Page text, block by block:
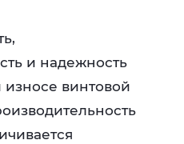
и надежность
винтовой